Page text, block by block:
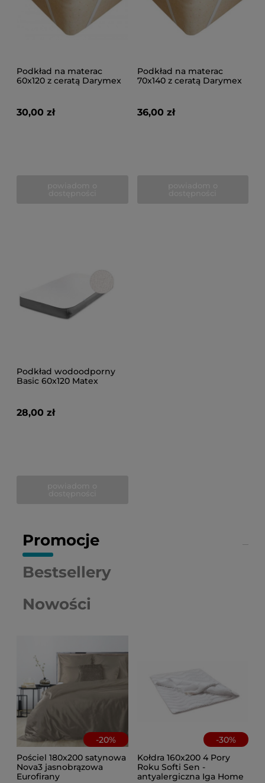
Podkład na materac
60x120 z ceratą Darymex
30,00 zł
Podkład na materac
70x140 z ceratą Darymex
36,00 zł
Podkład wodoodporny
Basic 60x120 Matex
28,00 zł
Promocje
Nowości
Bestsellery
-20%
Pościel 180x200 satynowa
Nova3 jasnobrązowa
Eurofirany
-30%
Kołdra 160x200 4 Pory
Roku Softi Sen -
antyalergiczna Iga Home